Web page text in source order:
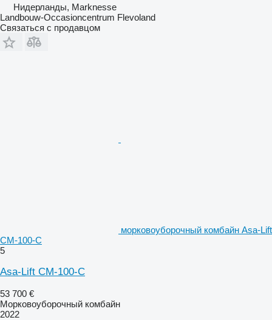
Нидерланды, Marknesse
Landbouw-Occasioncentrum Flevoland
Связаться с продавцом
морковоуборочный комбайн Asa-Lift
CM-100-C
5
Asa-Lift CM-100-C
53 700 €
Морковоуборочный комбайн
2022